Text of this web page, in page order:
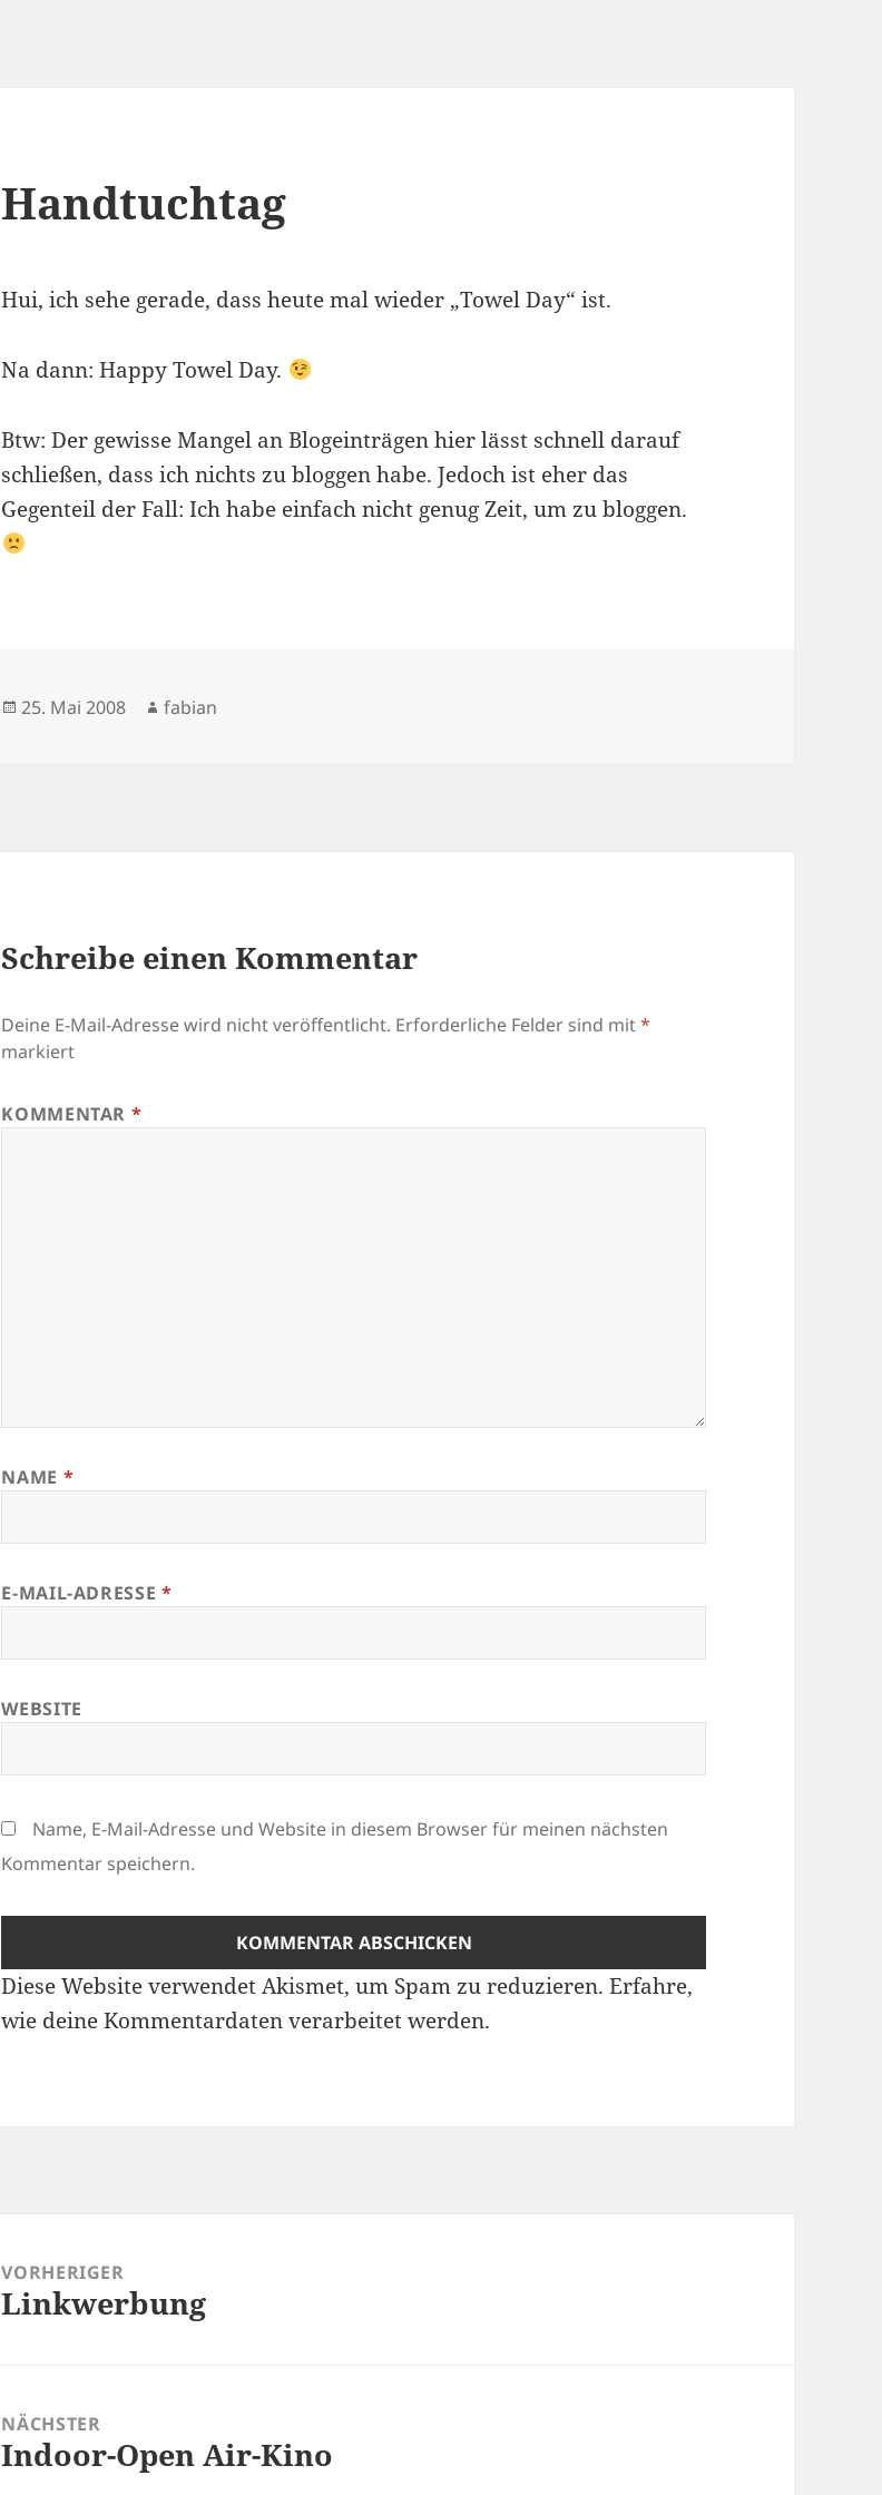
Handtuchtag
Hui, ich sehe gerade, dass heute mal wieder „Towel Day“ ist.
Na dann: Happy Towel Day.
Btw: Der gewisse Mangel an Blogeinträgen hier lässt schnell darauf
schließen, dass ich nichts zu bloggen habe. Jedoch ist eher das
Gegenteil der Fall: Ich habe einfach nicht genug Zeit, um zu bloggen.
Veröffentlicht
25. Mai 2008 Autor
fabian
Schreibe einen Kommentar
Deine E-Mail-Adresse wird nicht veröffentlicht. Erforderliche Felder sind mit*
markiert
KOMMENTAR *
NAME *
E-MAIL-ADRESSE *
WEBSITE
Name, E-Mail-Adresse und Website in diesem Browser für meinen nächsten
Kommentar speichern.
Diese Website verwendet Akismet, um Spam zu reduzieren.Erfahre,
wie deine Kommentardaten verarbeitet werden.
VORHERIGER
Vorheriger
Linkwerbung
NÄCHSTER
Nächster
Indoor-Open Air-Kino